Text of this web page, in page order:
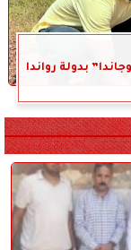
بدولة رواندا